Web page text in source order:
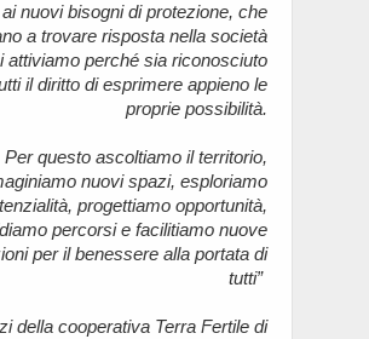
nuovi bisogni di protezione, che
a trovare risposta nella società
attiviamo perché sia riconosciuto
il diritto di esprimere appieno le
proprie possibilità.
Per questo ascoltiamo il territorio,
nuovi spazi, esploriamo
progettiamo opportunità,
percorsi e facilitiamo nuove
per il benessere alla portata di
tutti”
della cooperativa Terra Fertile di